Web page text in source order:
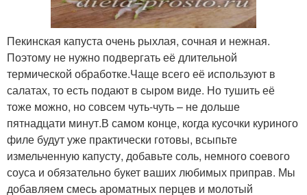
Пекинская капуста очень рыхлая, сочная и нежная.
Поэтому не нужно подвергать её длительной
термической обработке.Чаще всего её используют в
салатах, то есть подают в сыром виде. Но тушить её
тоже можно, но совсем чуть-чуть – не дольше
пятнадцати минут.В самом конце, когда кусочки куриного
филе будут уже практически готовы, всыпьте
измельченную капусту, добавьте соль, немного соевого
соуса и обязательно букет ваших любимых приправ. Мы
добавляем смесь ароматных перцев и молотый